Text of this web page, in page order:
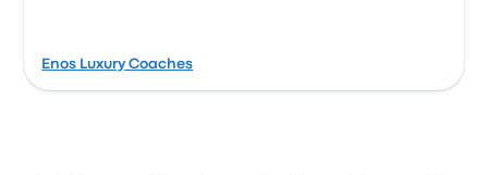
Enos Luxury Coaches